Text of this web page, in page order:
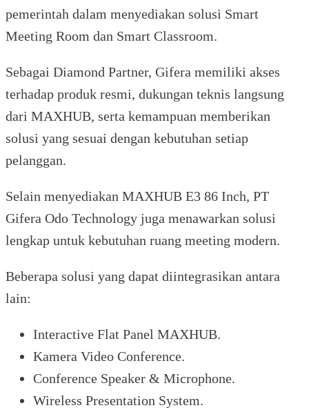
pemerintah dalam menyediakan solusi Smart
Meeting Room dan Smart Classroom.
Sebagai Diamond Partner, Gifera memiliki akses
terhadap produk resmi, dukungan teknis langsung
dari MAXHUB, serta kemampuan memberikan
solusi yang sesuai dengan kebutuhan setiap
pelanggan.
Selain menyediakan MAXHUB E3 86 Inch, PT
Gifera Odo Technology juga menawarkan solusi
lengkap untuk kebutuhan ruang meeting modern.
Beberapa solusi yang dapat diintegrasikan antara
lain:
Interactive Flat Panel MAXHUB.
Kamera Video Conference.
Conference Speaker & Microphone.
Wireless Presentation System.